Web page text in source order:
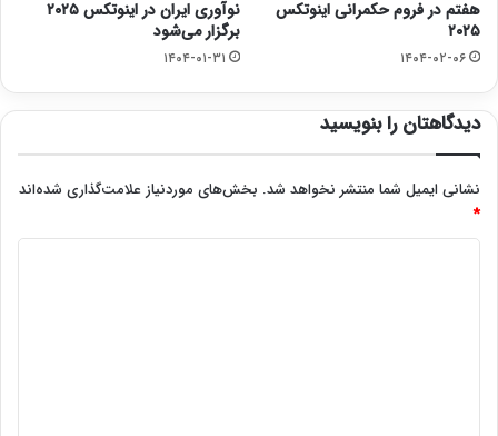
هفتم در فروم حکمرانی اینوتکس
۲۰۲۵
۱۴۰۴-۰۲-۰۶
نوآوری ایران در اینوتکس ۲۰۲۵
برگزار می‌شود
۱۴۰۴-۰۱-۳۱
دیدگاهتان را بنویسید
نشانی ایمیل شما منتشر نخواهد شد. بخش‌های موردنیاز علامت‌گذاری شده‌اند
*